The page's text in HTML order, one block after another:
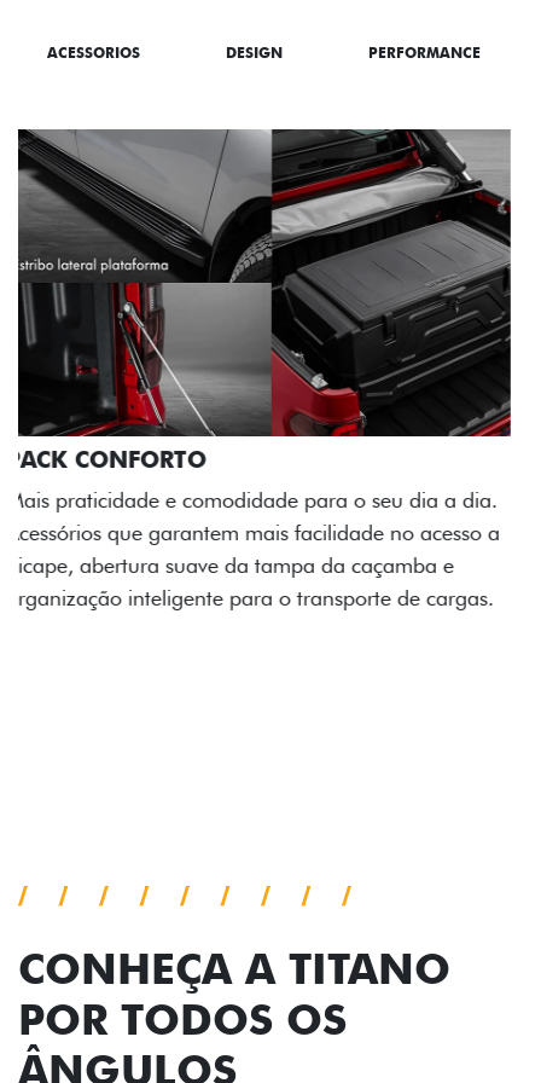
ACESSORIOS DESIGN PERFORMANCE
a
CONHEÇA A TITANO
POR TODOS OS
ÂNGULOS